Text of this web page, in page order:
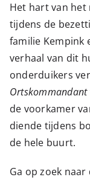
Het hart van
tijdens de
familie Kempink
verhaal van dit
onderduikers
Ortskommandant
de voorkamer
diende tijdens
de hele buurt.
Ga op zoek